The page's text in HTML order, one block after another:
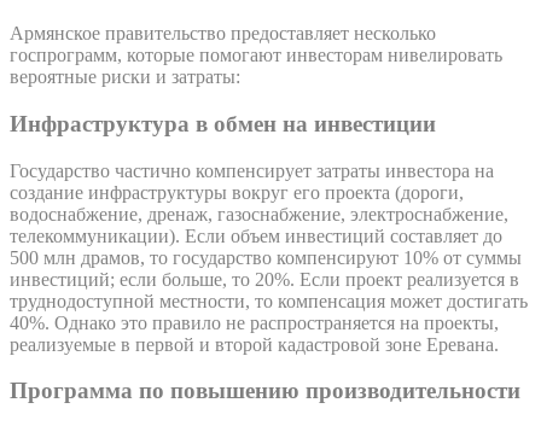
Армянское правительство предоставляет несколько
госпрограмм, которые помогают инвесторам нивелировать
вероятные риски и затраты:
Инфраструктура в обмен на инвестиции
Государство частично компенсирует затраты инвестора на
создание инфраструктуры вокруг его проекта (дороги,
водоснабжение, дренаж, газоснабжение, электроснабжение,
телекоммуникации). Если объем инвестиций составляет до
500 млн драмов, то государство компенсируют 10% от суммы
инвестиций; если больше, то 20%. Если проект реализуется в
труднодоступной местности, то компенсация может достигать
40%. Однако это правило не распространяется на проекты,
реализуемые в первой и второй кадастровой зоне Еревана.
Программа по повышению производительности